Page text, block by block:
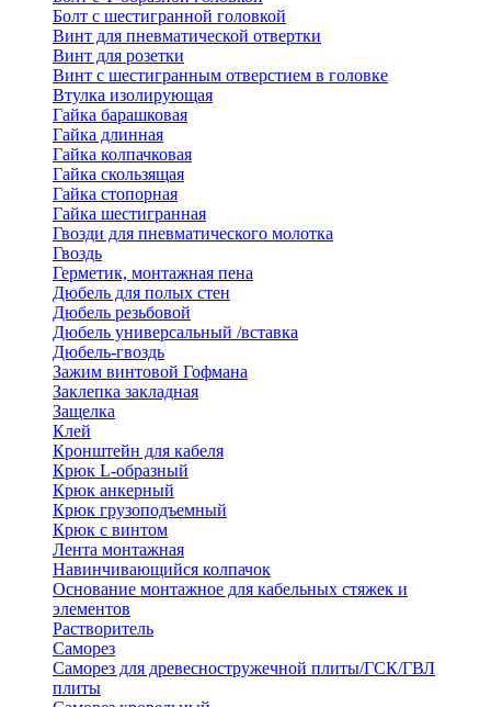
Болт с шестигранной головкой
Винт для пневматической отвертки
Винт для розетки
Винт с шестигранным отверстием в головке
Втулка изолирующая
Гайка барашковая
Гайка длинная
Гайка колпачковая
Гайка скользящая
Гайка стопорная
Гайка шестигранная
Гвозди для пневматического молотка
Гвоздь
Герметик, монтажная пена
Дюбель для полых стен
Дюбель резьбовой
Дюбель универсальный /вставка
Дюбель-гвоздь
Зажим винтовой Гофмана
Заклепка закладная
Защелка
Клей
Кронштейн для кабеля
Крюк L-образный
Крюк анкерный
Крюк грузоподъемный
Крюк с винтом
Лента монтажная
Навинчивающийся колпачок
Основание монтажное для кабельных стяжек и
элементов
Растворитель
Саморез
Саморез для древесностружечной плиты/ГСК/ГВЛ
плиты